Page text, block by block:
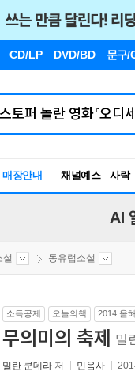
CD/LP DVD/BD 문구/
매장안내 채널예스 사락
AI
설 동유럽소설
소득공제 오늘의책 2014 올
무의미의 축제 밀
밀란 쿤데라 저 민음사